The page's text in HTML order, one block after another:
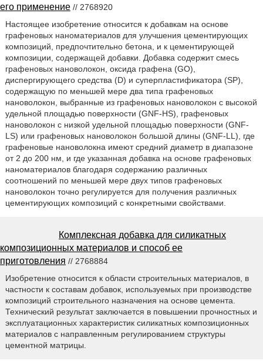
его применение // 2768920
Настоящее изобретение относится к добавкам на основе
графеновых наноматериалов для улучшения цементирующих
композиций, предпочтительно бетона, и к цементирующей
композиции, содержащей добавки. Добавка содержит смесь
графеновых нановолокон, оксида графена (GO),
диспергирующего средства (D) и суперпластификаторa (SP),
содержащую по меньшей мере два типа графеновых
нановолокон, выбранные из графеновых нановолокон с высокой
удельной площадью поверхности (GNF-HS), графеновых
нановолокон с низкой удельной площадью поверхности (GNF-
LS) или графеновых нановолокон большой длины (GNF-LL), где
графеновые нановолокна имеют средний диаметр в диапазоне
от 2 до 200 нм, и где указанная добавка на основе графеновых
наноматериалов благодаря содержанию различных
соотношений по меньшей мере двух типов графеновых
нановолокон точно регулируется для получения различных
цементирующих композиций с конкретными свойствами.
Комплексная добавка для силикатных
композиционных материалов и способ ее
приготовления // 2768884
Изобретение относится к области строительных материалов, в
частности к составам добавок, используемых при производстве
композиций строительного назначения на основе цемента.
Технический результат заключается в повышении прочностных и
эксплуатационных характеристик силикатных композиционных
материалов с направленным регулированием структуры
цементной матрицы.